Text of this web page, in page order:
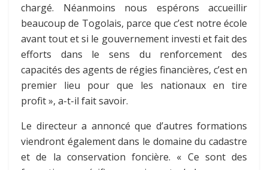
chargé. Néanmoins nous espérons accueillir
beaucoup de Togolais, parce que c’est notre école
avant tout et si le gouvernement investi et fait des
efforts dans le sens du renforcement des
capacités des agents de régies financières, c’est en
premier lieu pour que les nationaux en tire
profit », a-t-il fait savoir.
Le directeur a annoncé que d’autres formations
viendront également dans le domaine du cadastre
et de la conservation foncière. « Ce sont des